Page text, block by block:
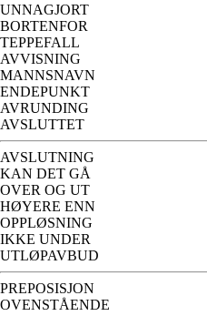
UNNAGJORT
BORTENFOR
TEPPEFALL
AVVISNING
MANNSNAVN
ENDEPUNKT
AVRUNDING
AVSLUTTET
AVSLUTNING
KAN DET GÅ
OVER OG UT
HØYERE ENN
OPPLØSNING
IKKE UNDER
UTLØPAVBUD
PREPOSISJON
OVENSTÅENDE